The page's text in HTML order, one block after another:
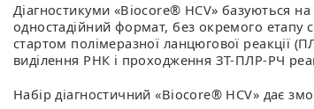
Діагностикуми «Biocore® HCV» базуються
одностадійний формат, без окремого етапу
стартом полімеразної ланцюгової реакції
виділення РНК і проходження ЗТ-ПЛР-РЧ
Набір діагностичний «Biocore® HCV» дає